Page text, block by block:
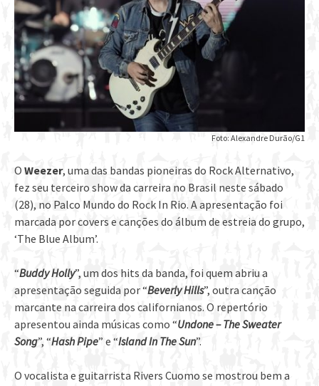
Foto: Alexandre Durão/G1
O Weezer, uma das bandas pioneiras do Rock Alternativo,
fez seu terceiro show da carreira no Brasil neste sábado
(28), no Palco Mundo do Rock In Rio. A apresentação foi
marcada por covers e canções do álbum de estreia do grupo,
‘The Blue Album’.
“Buddy Holly”, um dos hits da banda, foi quem abriu a
apresentação seguida por “Beverly Hills”, outra canção
marcante na carreira dos californianos. O repertório
apresentou ainda músicas como “Undone – The Sweater
Song”, “Hash Pipe” e “Island In The Sun”.
O vocalista e guitarrista Rivers Cuomo se mostrou bem a